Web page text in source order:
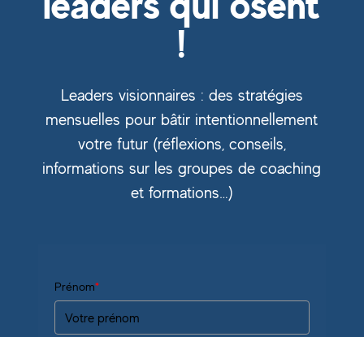
!
Leaders visionnaires : des stratégies
mensuelles pour bâtir intentionnellement
votre futur (réflexions, conseils,
informations sur les groupes de coaching
et formations…)
Prénom*